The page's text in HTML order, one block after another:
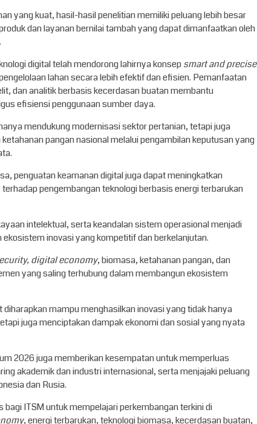
yang kuat, hasil-hasil penelitian memiliki peluang lebih besar
dan layanan bernilai tambah yang dapat dimanfaatkan oleh
digital telah mendorong lahirnya konsepsmart and precise
lahan secara lebih efektif dan efisien. Pemanfaatan
dan analitik berbasis kecerdasan buatan membantu
efisiensi penggunaan sumber daya.
mendukung modernisasi sektor pertanian, tetapi juga
pangan nasional melalui pengambilan keputusan yang
penguatan keamanan digital juga dapat meningkatkan
pengembangan teknologi berbasis energi terbarukan
intelektual, serta keandalan sistem operasional menjadi
inovasi yang kompetitif dan berkelanjutan.
digital economy, biomasa, ketahanan pangan, dan
yang saling terhubung dalam membangun ekosistem
mampu menghasilkan inovasi yang tidak hanya
juga menciptakan dampak ekonomi dan sosial yang nyata
2026 juga memberikan kesempatan untuk memperluas
akademik dan industri internasional, serta menjajaki peluang
dan Rusia.
ITSM untuk mempelajari perkembangan terkini di
, energi terbarukan, teknologi biomasa, kecerdasan buatan,